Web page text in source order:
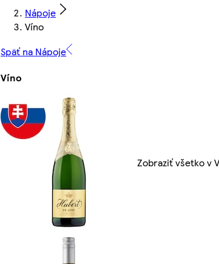
Nápoje
Víno
Späť na Nápoje
Víno
Zobraziť všetko v